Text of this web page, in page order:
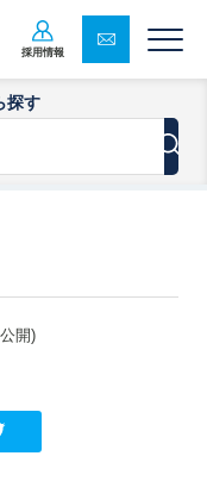
採用情報
探す
公開)